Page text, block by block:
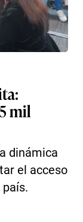
mil
dinámica
el acceso